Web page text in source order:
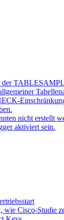
der
nicht erstellt
aktiviert sein.
wie Cisco-Studie